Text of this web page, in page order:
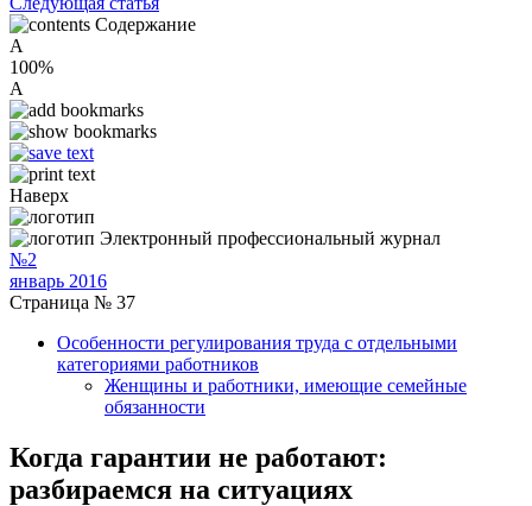
Содержание
A
100%
A
Наверх
Электронный профессиональный журнал
№2
январь 2016
Страница № 37
Особенности регулирования труда с отдельными
категориями работников
Женщины и работники, имеющие семейные
обязанности
Когда гарантии не работают:
разбираемся на ситуациях